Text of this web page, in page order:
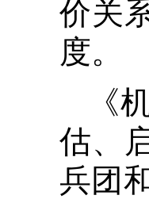
价关
度。
《
估、
兵团